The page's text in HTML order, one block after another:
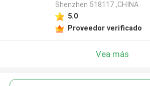
Shenzhen 518117 ,CHINA
5.0
Proveedor verificado
Vea más